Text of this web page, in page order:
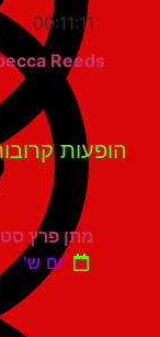
00:11:11
| Rebecca Reeds
קרובות
מתן פרץ סטנדאפ
יום ש'